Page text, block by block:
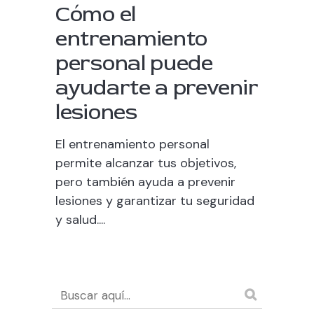
Cómo el
entrenamiento
personal puede
ayudarte a prevenir
lesiones
El entrenamiento personal
permite alcanzar tus objetivos,
pero también ayuda a prevenir
lesiones y garantizar tu seguridad
y salud....